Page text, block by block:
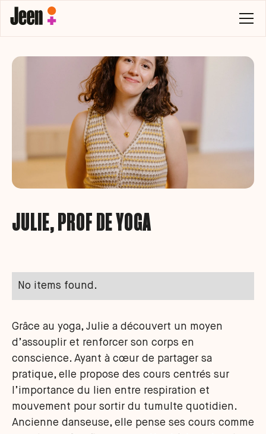
JULIE, PROF DE YOGA
No items found.
Grâce au yoga, Julie a découvert un moyen
d’assouplir et renforcer son corps en
conscience. Ayant à cœur de partager sa
pratique, elle propose des cours centrés sur
l’importance du lien entre respiration et
mouvement pour sortir du tumulte quotidien.
Ancienne danseuse, elle pense ses cours comme